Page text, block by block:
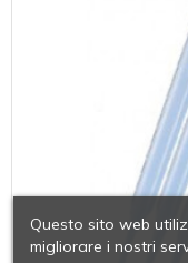
Questo sito web
migliorare i nostri